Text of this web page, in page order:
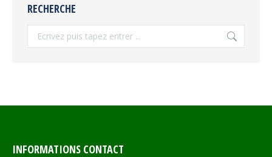
RECHERCHE
INFORMATIONS CONTACT